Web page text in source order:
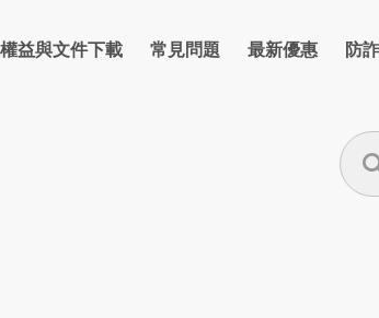
權益與文件下載 常見問題 最新優惠 防